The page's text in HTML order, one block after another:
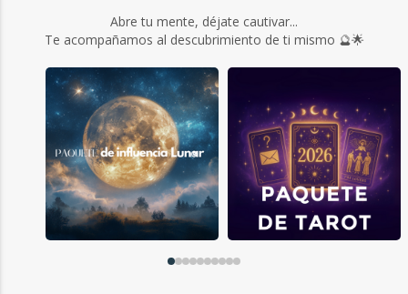
Abre tu mente, déjate cautivar...
Te acompañamos al descubrimiento de ti mismo 🔮🌟